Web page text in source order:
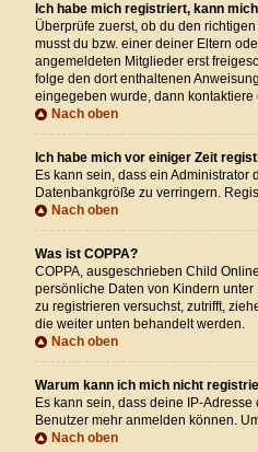
Ich habe mich registriert, kann
Überprüfe zuerst, ob du den
musst du bzw. einer deiner Eltern
angemeldeten Mitglieder erst
folge den dort enthaltenen
eingegeben wurde, dann kontaktiere
Nach oben
Ich habe mich vor einiger Zeit
Es kann sein, dass ein
Datenbankgröße zu verringern.
Nach oben
Was ist COPPA?
COPPA, ausgeschrieben Child
persönliche Daten von Kindern
zu registrieren versuchst, zutrifft,
die weiter unten behandelt werden.
Nach oben
Warum kann ich mich nicht
Es kann sein, dass deine IP-
Benutzer mehr anmelden können.
Nach oben